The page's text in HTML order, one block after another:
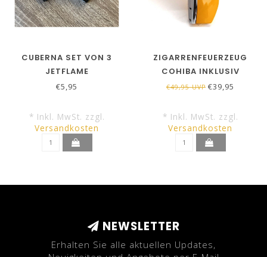
CUBERNA SET VON 3
JETFLAME
ZIGARRENFEUERZEUG
€5,95
* Inkl. MwSt. zzgl.
Versandkosten
ZIGARRENFEUERZEUG
COHIBA INKLUSIV
BOHRER IN GELB
€49,95 UVP €39,95
* Inkl. MwSt. zzgl.
Versandkosten
NEWSLETTER
Erhalten Sie alle aktuellen Updates,